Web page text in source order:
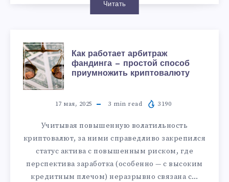
Читать
Как работает арбитраж
фандинга — простой способ
приумножить криптовалюту
17 мая, 2025 3 min read 3190
Учитывая повышенную волатильность
криптовалют, за ними справедливо закрепился
статус актива с повышенным риском, где
перспектива заработка (особенно — с высоким
кредитным плечом) неразрывно связана с…